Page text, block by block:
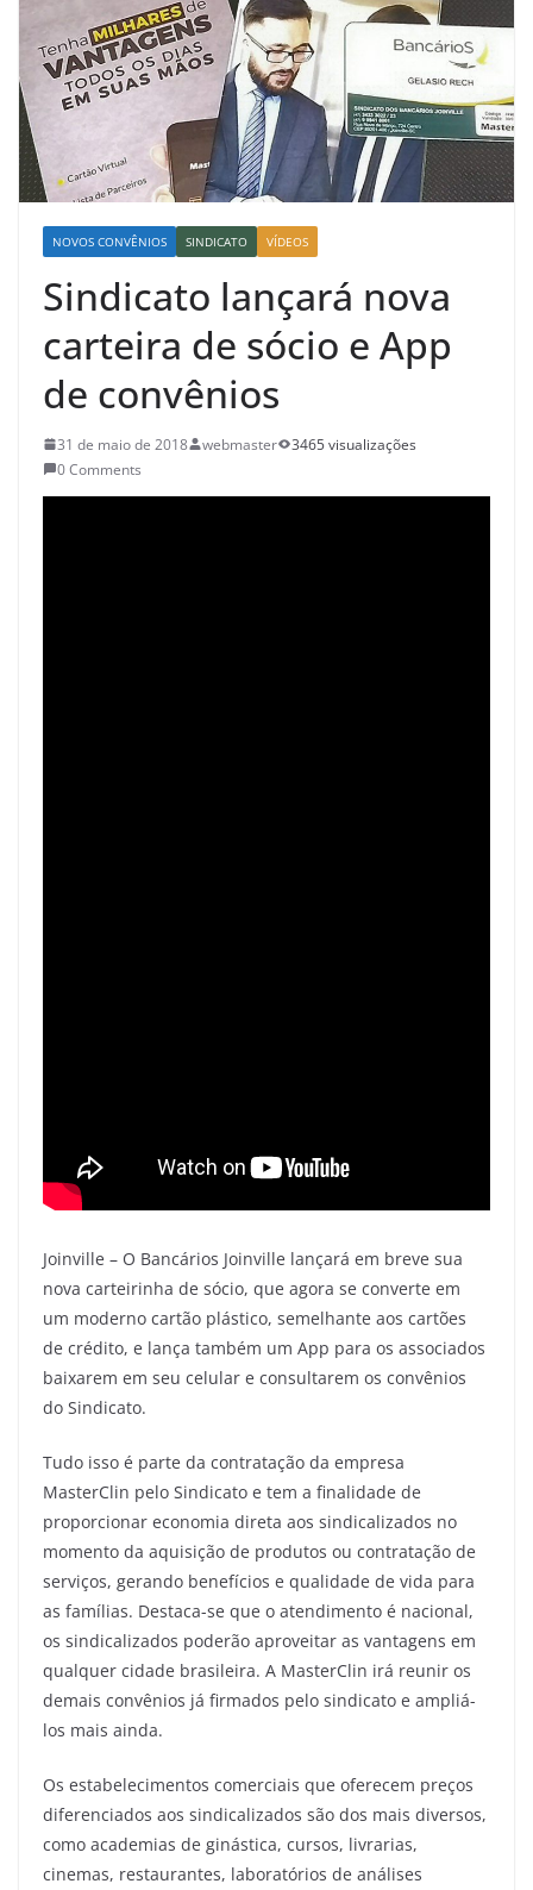
NOVOS CONVÊNIOS SINDICATO VÍDEOS
Sindicato lançará nova
carteira de sócio e App
de convênios
31 de maio de 2018 webmaster
3465 visualizações
0 Comments
Joinville – O Bancários Joinville lançará em breve sua
nova carteirinha de sócio, que agora se converte em
um moderno cartão plástico, semelhante aos cartões
de crédito, e lança também um App para os associados
baixarem em seu celular e consultarem os convênios
do Sindicato.
Tudo isso é parte da contratação da empresa
MasterClin pelo Sindicato e tem a finalidade de
proporcionar economia direta aos sindicalizados no
momento da aquisição de produtos ou contratação de
serviços, gerando benefícios e qualidade de vida para
as famílias. Destaca-se que o atendimento é nacional,
os sindicalizados poderão aproveitar as vantagens em
qualquer cidade brasileira. A MasterClin irá reunir os
demais convênios já firmados pelo sindicato e ampliá-
los mais ainda.
Os estabelecimentos comerciais que oferecem preços
diferenciados aos sindicalizados são dos mais diversos,
como academias de ginástica, cursos, livrarias,
cinemas, restaurantes, laboratórios de análises